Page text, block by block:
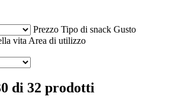
Prezzo Tipo di snack Gusto
vita Area di utilizzo
di 32 prodotti